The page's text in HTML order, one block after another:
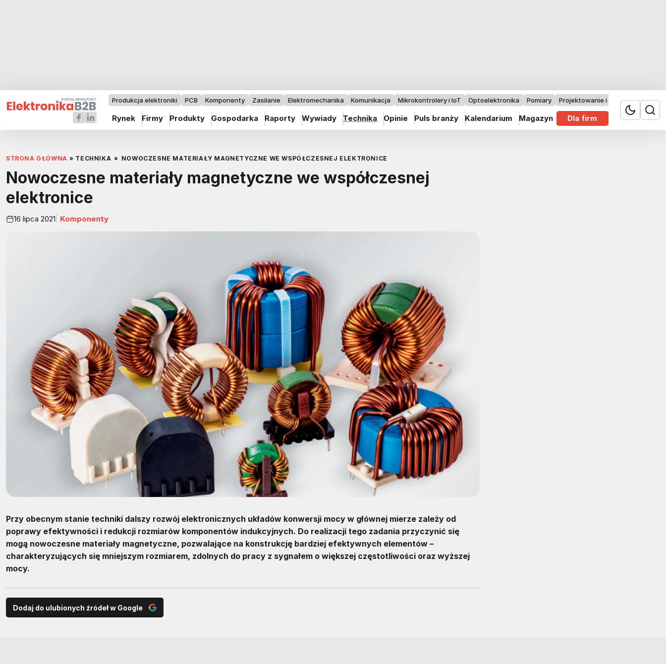
Produkcja elektroniki PCB Komponenty Zasilanie Elektromechanika Komunikacja Mikrokontrolery i IoT Optoelektronika Pomiary Projektowanie i badania
Rynek Firmy Produkty Gospodarka Raporty Wywiady Technika Opinie Puls branży Kalendarium Magazyn Dla firm
STRONA GŁÓWNA » TECHNIKA » NOWOCZESNE MATERIAŁY MAGNETYCZNE WE WSPÓŁCZESNEJ ELEKTRONICE
Nowoczesne materiały magnetyczne we współczesnej
elektronice
16 lipca 2021 Komponenty
Przy obecnym stanie techniki dalszy rozwój elektronicznych układów konwersji mocy w głównej mierze zależy od
poprawy efektywności i redukcji rozmiarów komponentów indukcyjnych. Do realizacji tego zadania przyczynić się
mogą nowoczesne materiały magnetyczne, pozwalające na konstrukcję bardziej efektywnych elementów –
charakteryzujących się mniejszym rozmiarem, zdolnych do pracy z sygnałem o większej częstotliwości oraz wyższej
mocy.
Dodaj do ulubionych źródeł w Google